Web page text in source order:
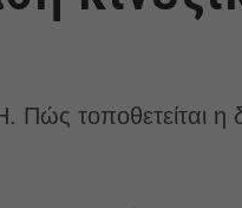
τοποθετείται η